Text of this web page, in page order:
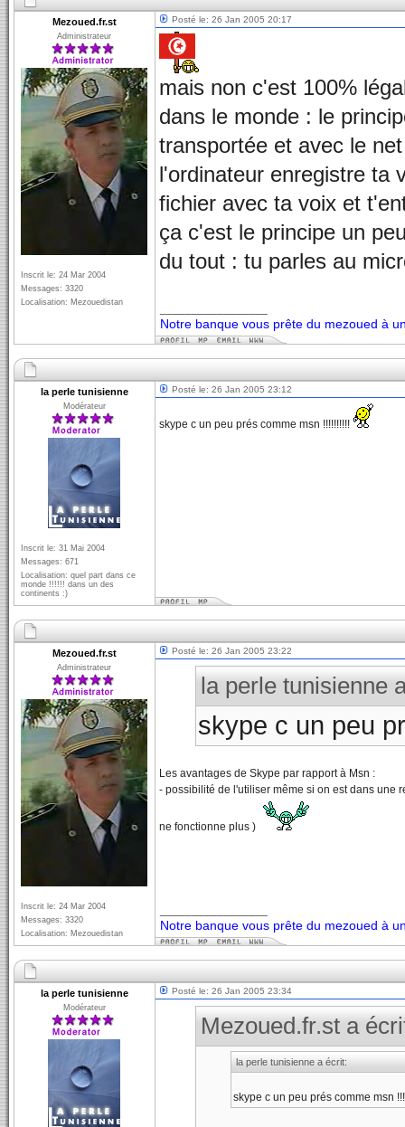
Mezoued.fr.st
Administrateur
Inscrit le: 24 Mar 2004
Messages: 3320
Localisation: Mezouedistan
Posté le: 26 Jan 2005 20:17
mais non c'est 100%
dans le monde : le
transportée et avec le
l'ordinateur enregistre ta
fichier avec ta voix et
ça c'est le principe un
du tout : tu parles au
Notre banque vous prête du mezoued à
la perle tunisienne
Modérateur
Inscrit le: 31 Mai 2004
Messages: 671
Localisation: quel part dans ce
monde !!!!!! dans un des
continents :)
Posté le: 26 Jan 2005 23:12
skype c un peu prés comme msn !!!!!!!!!!
Mezoued.fr.st
Administrateur
Inscrit le: 24 Mar 2004
Messages: 3320
Localisation: Mezouedistan
Posté le: 26 Jan 2005 23:22
la perle tunisienne
skype c un peu
Les avantages de Skype par rapport à Msn :
- possibilité de l'utiliser même si on est dans une
ne fonctionne plus )
Notre banque vous prête du mezoued à
la perle tunisienne
Modérateur
Posté le: 26 Jan 2005 23:34
Mezoued.fr.st a
la perle tunisienne a écrit:
skype c un peu prés comme msn